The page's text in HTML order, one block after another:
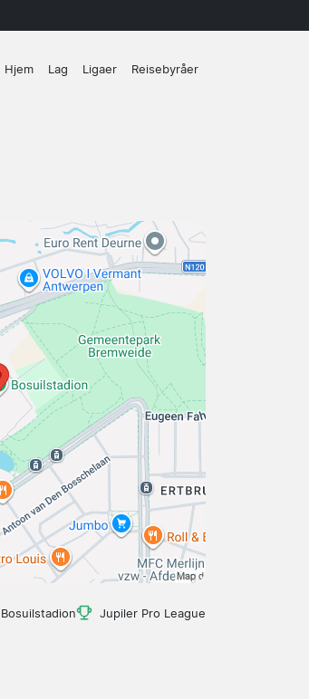
Hjem Lag Ligaer Reisebyråer
Bosuilstadion Jupiler Pro League